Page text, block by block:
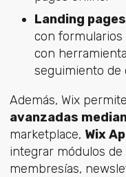
Landing
con formularios
con
seguimiento de
Además, Wix
avanzadas
marketplace, Wix
integrar módulos
membresías,